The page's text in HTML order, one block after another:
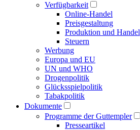
Verfügbarkeit
Online-Handel
Preisgestaltung
Produktion und Handel
Steuern
Werbung
Europa und EU
UN und WHO
Drogenpolitik
Glücksspielpolitik
Tabakpolitik
Dokumente
Programme der Guttempler
Presse­artikel